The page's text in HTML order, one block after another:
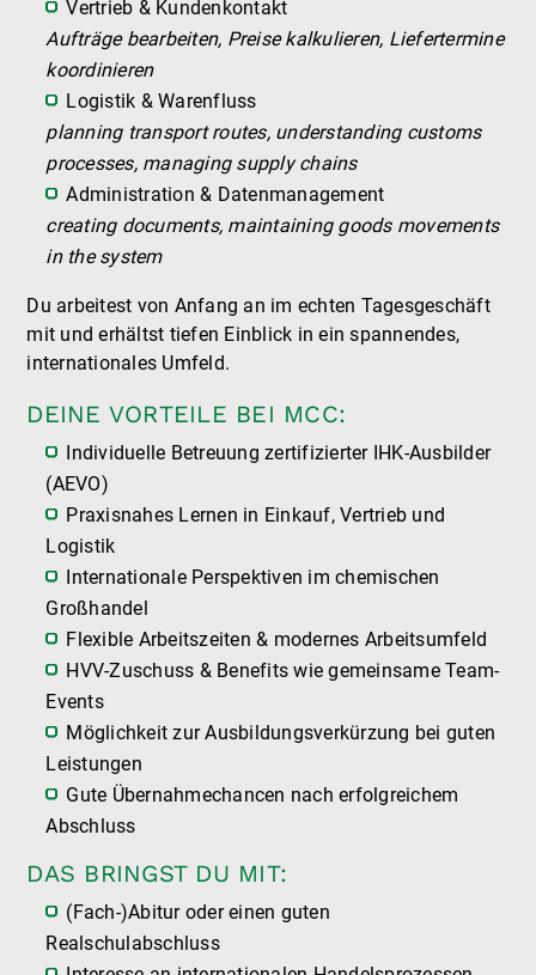
Vertrieb & Kundenkontakt
Aufträge bearbeiten, Preise kalkulieren, Liefertermine
koordinieren
Logistik & Warenfluss
planning transport routes, understanding customs
processes, managing supply chains
Administration & Datenmanagement
creating documents, maintaining goods movements
in the system
Du arbeitest von Anfang an im echten Tagesgeschäft
mit und erhältst tiefen Einblick in ein spannendes,
internationales Umfeld.
DEINE VORTEILE BEI MCC:
Individuelle Betreuung zertifizierter IHK-Ausbilder
(AEVO)
Praxisnahes Lernen in Einkauf, Vertrieb und
Logistik
Internationale Perspektiven im chemischen
Großhandel
Flexible Arbeitszeiten & modernes Arbeitsumfeld
HVV-Zuschuss & Benefits wie gemeinsame Team-
Events
Möglichkeit zur Ausbildungsverkürzung bei guten
Leistungen
Gute Übernahmechancen nach erfolgreichem
Abschluss
DAS BRINGST DU MIT:
(Fach-)Abitur oder einen guten
Realschulabschluss